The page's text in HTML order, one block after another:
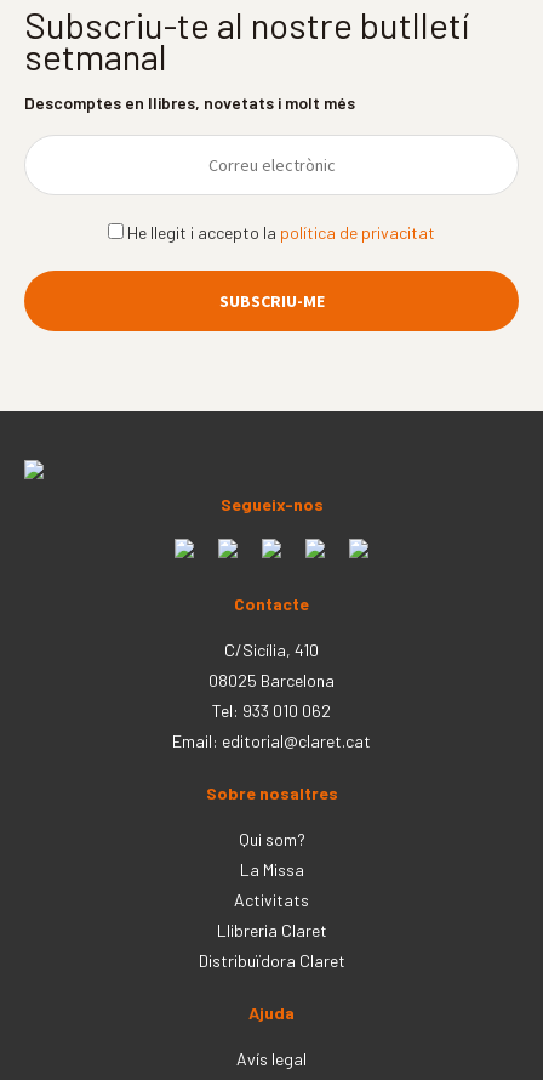
Subscriu-te al nostre butlletí
setmanal
Descomptes en llibres, novetats i molt més
He llegit i accepto la política de privacitat
Segueix-nos
Contacte
C/Sicília, 410
08025 Barcelona
Tel: 933 010 062
Email: editorial@claret.cat
Sobre nosaltres
Qui som?
La Missa
Activitats
Llibreria Claret
Distribuïdora Claret
Ajuda
Avís legal